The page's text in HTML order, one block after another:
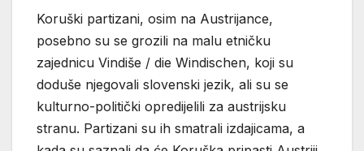
Koruški partizani, osim na Austrijance,
posebno su se grozili na malu etničku
zajednicu Vindiše / die Windischen, koji su
doduše njegovali slovenski jezik, ali su se
kulturno-politički opredijelili za austrijsku
stranu. Partizani su ih smatrali izdajicama, a